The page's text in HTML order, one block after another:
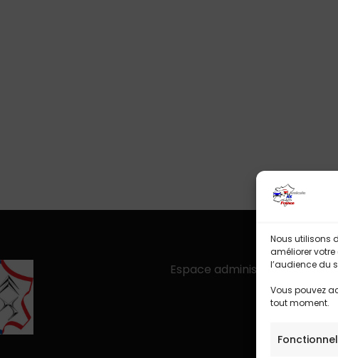
Nous utilisons
améliorer votre
l’audience du
Vous pouvez
tout moment.
Fonctionnel
Espace administration